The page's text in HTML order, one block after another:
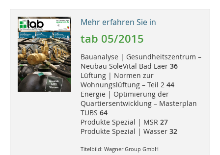
Mehr erfahren Sie in
tab 05/2015
Bauanalyse | Gesundheitszentrum –
Neubau SoleVital Bad Laer 36
Lüftung | Normen zur
Wohnungslüftung – Teil 2 44
Energie | Optimierung der
Quartiersentwicklung – Masterplan
TUBS 64
Produkte Spezial | MSR 27
Produkte Spezial | Wasser 32
Titelbild: Wagner Group GmbH